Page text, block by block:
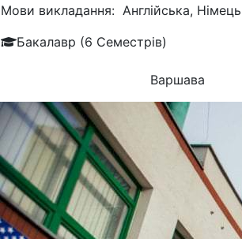
Мови викладання: Англійська,
Бакалавр (6 Семестрів)
Варшава